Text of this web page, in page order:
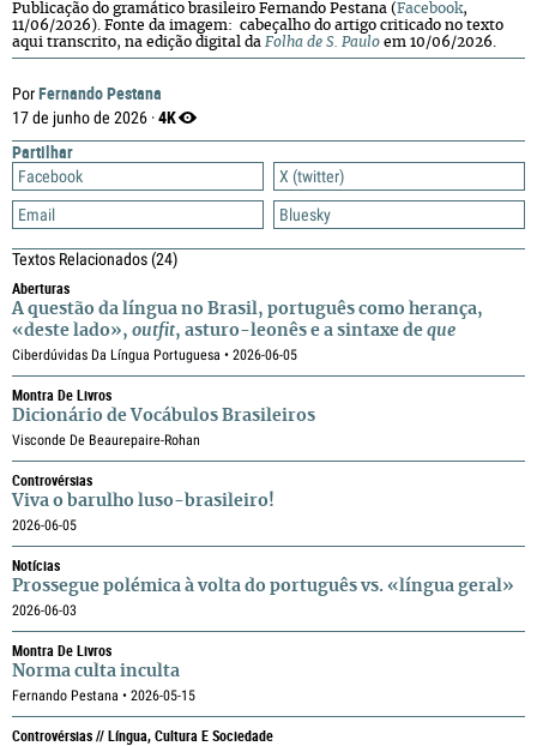
PorFernando Pestana
17 de junho de 2026 ·4K
Partilhar
Facebook
X (twitter)
Email
Bluesky
Textos Relacionados(24)
Aberturas
A questão da língua no Brasil, português como herança,
«deste lado», outfit, asturo-leonês e a sintaxe de que
Ciberdúvidas Da Língua Portuguesa • 2026-06-05
Montra De Livros
Dicionário de Vocábulos Brasileiros
Visconde De Beaurepaire-Rohan
Controvérsias
Viva o barulho luso-brasileiro!
2026-06-05
Notícias
Prossegue polémica à volta do português vs. «língua geral»
2026-06-03
Montra De Livros
Norma culta inculta
Fernando Pestana • 2026-05-15
Controvérsias // Língua, Cultura E Sociedade
Publicação do gramático brasileiro Fernando Pestana (Facebook,
11/06/2026). Fonte da imagem: cabeçalho do artigo criticado no texto
aqui transcrito, na edição digital da Folha de S. Paulo em 10/06/2026.